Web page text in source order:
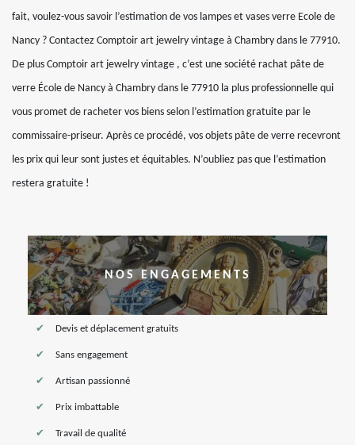
fait, voulez-vous savoir l’estimation de vos lampes et vases verre Ecole de
Nancy ? Contactez Comptoir art jewelry vintage à Chambry dans le 77910.
De plus Comptoir art jewelry vintage , c’est une société rachat pâte de
verre École de Nancy à Chambry dans le 77910 la plus professionnelle qui
vous promet de racheter vos biens selon l’estimation gratuite par le
commissaire-priseur. Après ce procédé, vos objets pâte de verre recevront
les prix qui leur sont justes et équitables. N’oubliez pas que l’estimation
restera gratuite !
NOS ENGAGEMENTS
Devis et déplacement gratuits
Sans engagement
Artisan passionné
Prix imbattable
Travail de qualité